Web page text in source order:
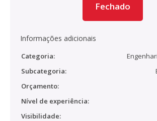
Fechado
Informações adicionais
Categoria:
Subcategoria:
Orçamento:
Nível de experiência:
Visibilidade: